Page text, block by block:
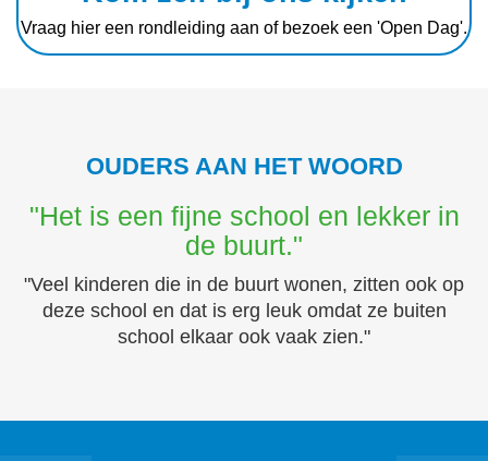
Vraag hier een rondleiding aan of bezoek een 'Open Dag'.
OUDERS AAN HET WOORD
"Het is een fijne school en lekker in
de buurt."
"Veel kinderen die in de buurt wonen, zitten ook op
deze school en dat is erg leuk omdat ze buiten
school elkaar ook vaak zien."